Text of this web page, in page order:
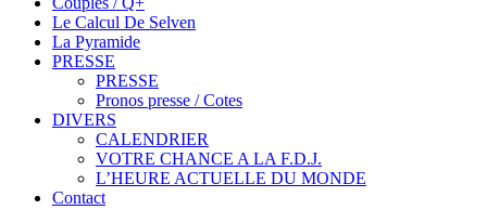
Le Calcul De Selven
La Pyramide
PRESSE
PRESSE
Pronos presse / Cotes
DIVERS
CALENDRIER
VOTRE CHANCE A LA F.D.J.
L’HEURE ACTUELLE DU MONDE
Contact